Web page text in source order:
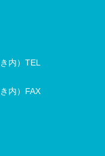
内）TEL
内）FAX